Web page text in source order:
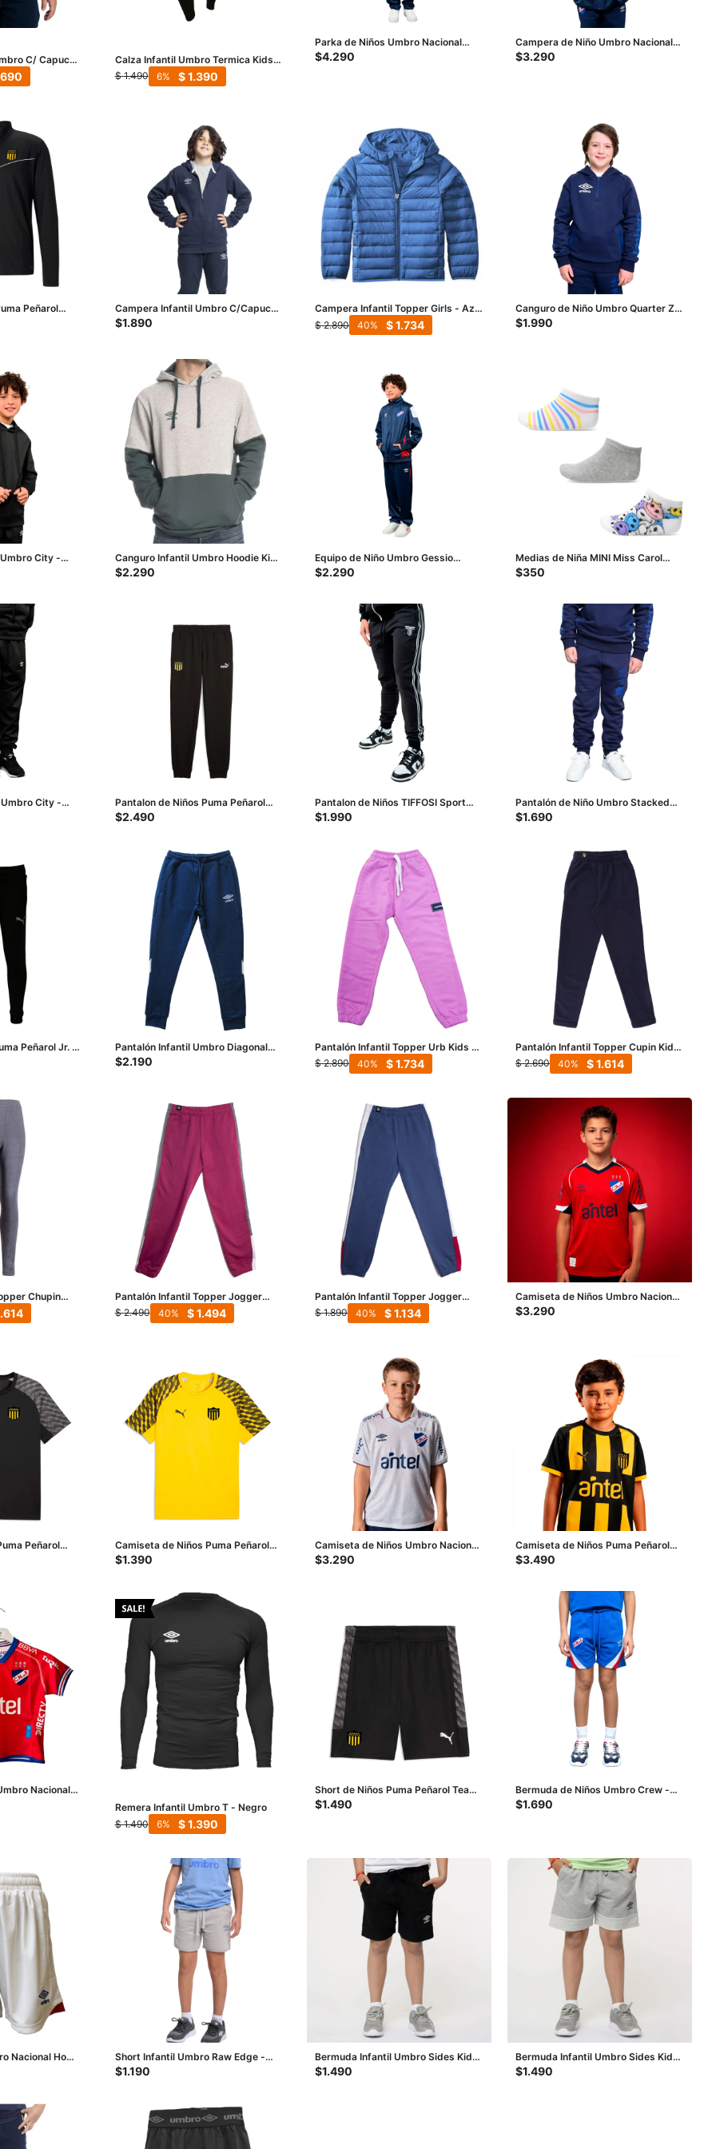
C/ Capucha
Calza Infantil Umbro Termica Kids -
Negro
$ 1.490 $1.390
6
Parka de Niños Umbro Nacional
Icebound - Azul
$4.290
Campera de Niño Umbro Nacional
De Lluvia Drift - Rojo - Azul
$3.290
Peñarol
- Negro -
Campera Infantil Umbro C/Capucha
Junior - Azul Marino - Blanco
$1.890
Campera Infantil Topper Girls - Azul
Añil
$ 2.890 $ 1.734
40
Canguro de Niño Umbro Quarter Zip
Junior - Azul Marino
$1.990
City -
Canguro Infantil Umbro Hoodie Kids
- Gris Melange
$2.290
Equipo de Niño Umbro Gessio
Nacional - Azul - Rojo
$2.290
Medias de Niña MINI Miss Carol
trainer kids x3 - Multicolor
$350
City -
Pantalon de Niños Puma Peñarol
Logo Jrs - Negro
$2.490
Pantalon de Niños TIFFOSI Sport
Niño - Negro - Blanco
$1.990
Pantalón de Niño Umbro Stacked
Logo Junior - Azul Marino - Celeste
$1.690
Peñarol Jr. -
Pantalón Infantil Umbro Diagonal
Kids - Azul Marino - Blanco
$2.190
Pantalón Infantil Topper Urb Kids -
Rosa
$ 2.890 $ 1.734
40
Pantalón Infantil Topper Cupin Kids
- Azul Marino
$ 2.690 $1.614
40
Chupin
Pantalón Infantil Topper Jogger
Kids - Fucsia - Gris
$ 2.490 $1.494
40
Pantalón Infantil Topper Jogger
Kids - Azul Marino - Gris
$ 1.890 $ 1.134
40
Camiseta de Niños Umbro Nacional
Away 1 - Rojo
$3.290
Peñarol
- Gris
Camiseta de Niños Puma Peñarol
Team Liga Junior - Amarillo
$1.390
Camiseta de Niños Umbro Nacional
Home 2026 Junior - Blanco
$3.290
Camiseta de Niños Puma Peñarol
Home Junior - Amarillo - Negro
$3.490
Nacional
- Azul
Remera Infantil Umbro T - Negro
$ 1.490 $1.390
6
Short de Niños Puma Peñarol Team
Liga Jrs - Negro
$1.490
Bermuda de Niños Umbro Crew -
Azul - Marino
$1.690
Nacional Home
Short Infantil Umbro Raw Edge -
Gris - Celeste
$1.190
Bermuda Infantil Umbro Sides Kids
- Negro - Blanco
$1.490
Bermuda Infantil Umbro Sides Kids
- Gris Melange - Negro
$1.490